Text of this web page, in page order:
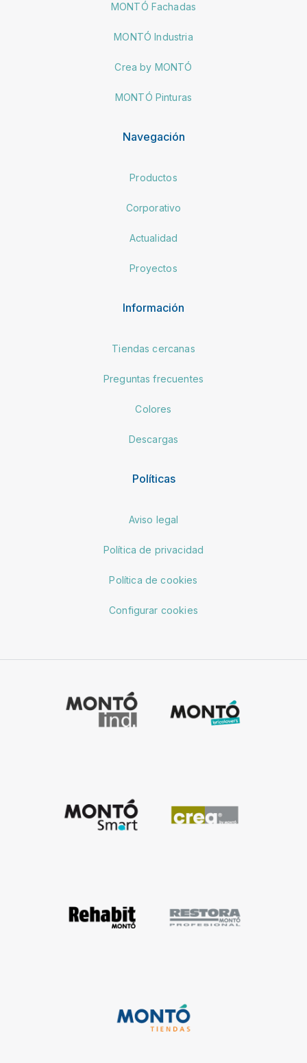
MONTÓ Fachadas
MONTÓ Industria
Crea by MONTÓ
MONTÓ Pinturas
Navegación
Productos
Corporativo
Actualidad
Proyectos
Información
Tiendas cercanas
Preguntas frecuentes
Colores
Descargas
Políticas
Aviso legal
Política de privacidad
Política de cookies
Configurar cookies